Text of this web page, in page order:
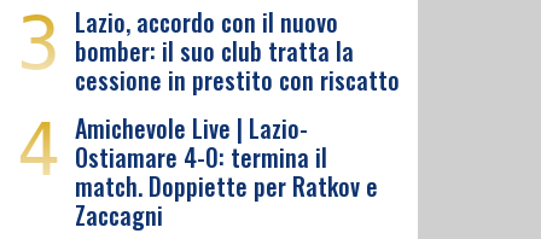
3 Lazio, accordo con il nuovo
bomber: il suo club tratta la
cessione in prestito con riscatto
4 Amichevole Live | Lazio-
Ostiamare 4-0: termina il
match. Doppiette per Ratkov e
Zaccagni